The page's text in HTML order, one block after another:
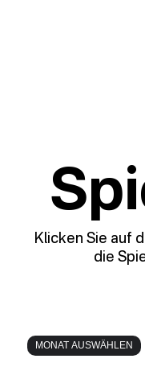
Klicken Sie auf
die
MONAT AUSWÄHLEN